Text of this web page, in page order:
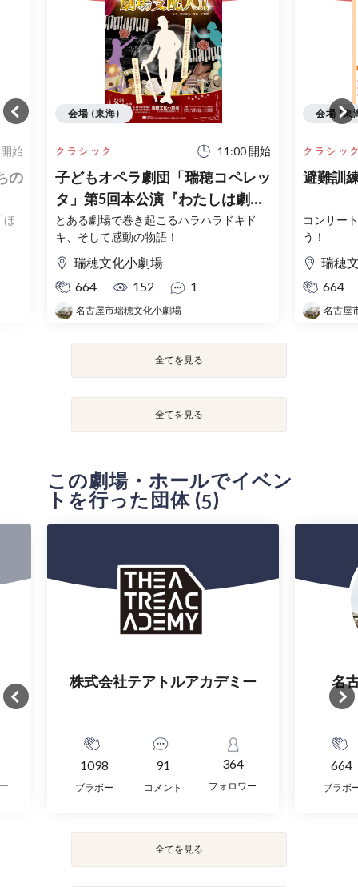
始
の
ほ
クラシック 11:00 開始
子どもオペラ劇団「瑞穂コペレッ
タ」第5回本公演『わたしは劇場
支配人!!』
とある劇場で巻き起こるハラハラドキド
キ、そして感動の物語！
瑞穂文化小劇場
664
152 1
名古屋市瑞穂文化小劇場
会場 (東海)
クラシッ
避難訓
コンサー
う！
瑞穂
664
名古屋
会場 (東
全てを見る
全てを見る
この劇場・ホールでイベン
トを行った団体 (5)
株式会社テアトルアカデミー
1098
ブラボー
91
コメント
364
フォロワー
名
664
ブラボ
全てを見る